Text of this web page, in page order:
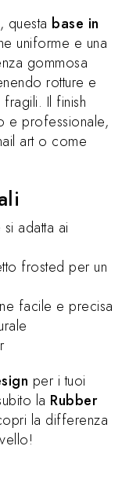
questa base in
uniforme e una
gommosa
rotture e
Il finish
e professionale,
art o come
adatta ai
frosted per un
facile e precisa
per i tuoi
la Rubber
la differenza